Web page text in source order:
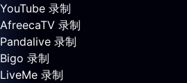
YouTube 录制
AfreecaTV 录制
Pandalive 录制
Bigo 录制
LiveMe 录制